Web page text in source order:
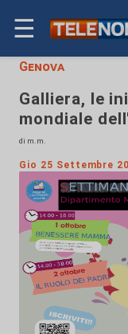
☰
Genova
Galliera, le
mondiale
di m.m.
Gio 25 Settembre